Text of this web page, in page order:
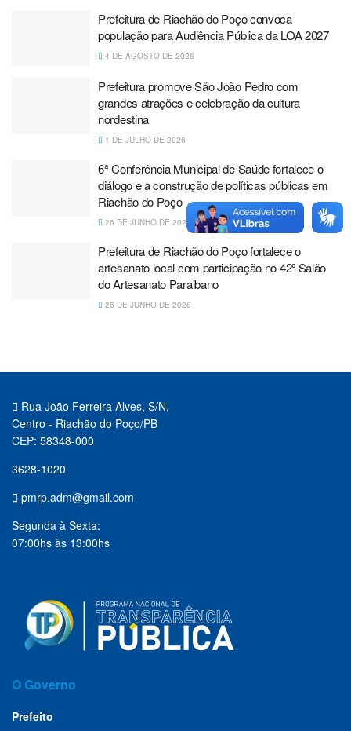
Prefeitura de Riachão do Poço convoca
população para Audiência Pública da LOA 2027
4 DE AGOSTO DE 2026
Prefeitura promove São João Pedro com
grandes atrações e celebração da cultura
nordestina
1 DE JULHO DE 2026
6ª Conferência Municipal de Saúde fortalece o
diálogo e a construção de políticas públicas em
Riachão do Poço
26 DE JUNHO DE 2026
Prefeitura de Riachão do Poço fortalece o
artesanato local com participação no 42º Salão
do Artesanato Paraibano
26 DE JUNHO DE 2026
Rua João Ferreira Alves, S/N,
Centro - Riachão do Poço/PB
CEP: 58348-000
3628-1020
pmrp.adm@gmail.com
Segunda à Sexta:
07:00hs às 13:00hs
O Governo
Prefeito